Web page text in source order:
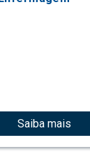
Saiba mais